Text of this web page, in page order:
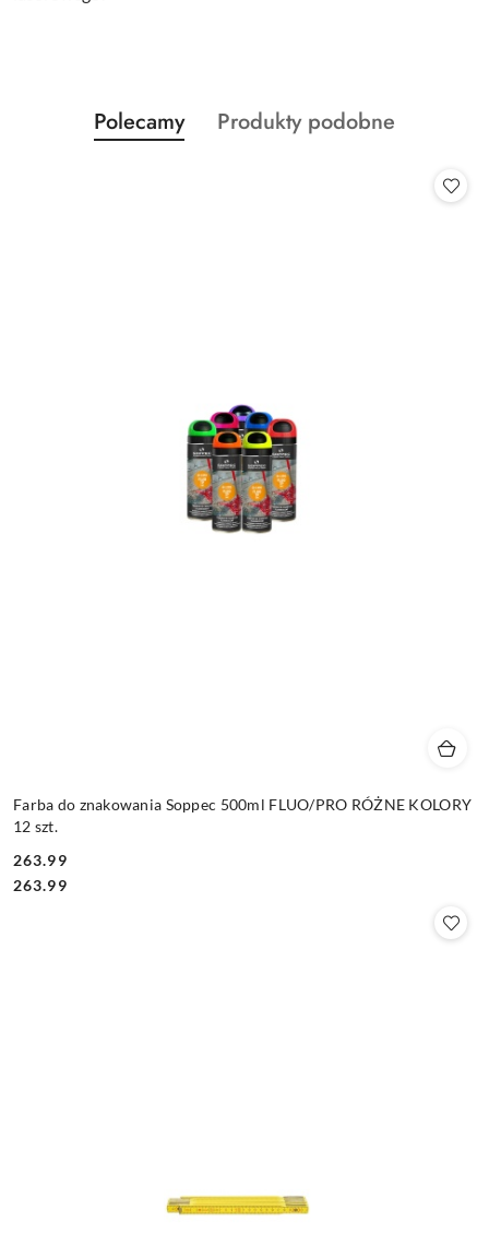
Pomiń karuzelę produktów
Produkty
o
Polecamy
Produkty
Produkty podobne
Farba do znakowania Soppec 500ml FLUO/PRO RÓŻNE KOLORY
12 szt.
Cena:
263.99
Cena:
263.99